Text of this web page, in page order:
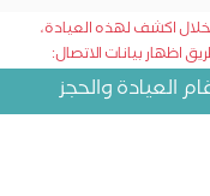
اكشف لهذه العيادة،
اظهار بيانات الاتصال:
العيادة والحجز